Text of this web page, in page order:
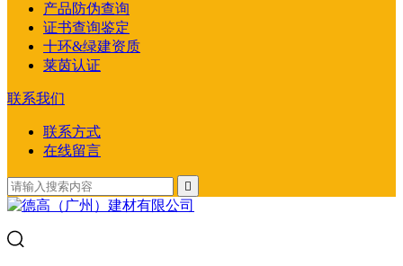
产品防伪查询
证书查询鉴定
十环&绿建资质
莱茵认证
联系我们
联系方式
在线留言
